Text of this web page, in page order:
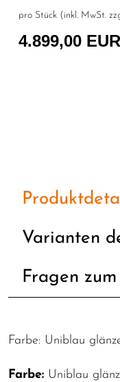
pro Stück (inkl. MwSt.
4.899,00 EUR
Varianten
Fragen
Farbe: Uniblau
Farbe: Uniblau